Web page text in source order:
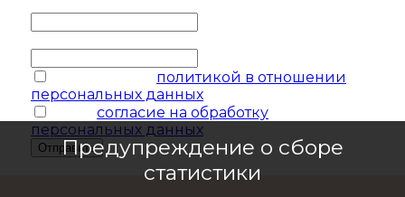
политикой в отношении
персональных данных
согласие на обработку
персональных данных
Отправить
Предупреждение о сборе
статистики